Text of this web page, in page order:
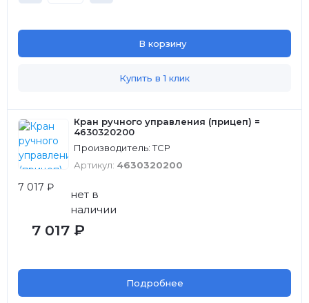
В корзину
Купить в 1 клик
Кран ручного управления (прицеп) =
4630320200
Производитель: ТСР
Артикул: 4630320200
7 017 ₽
нет в
наличии
7 017 ₽
Подробнее